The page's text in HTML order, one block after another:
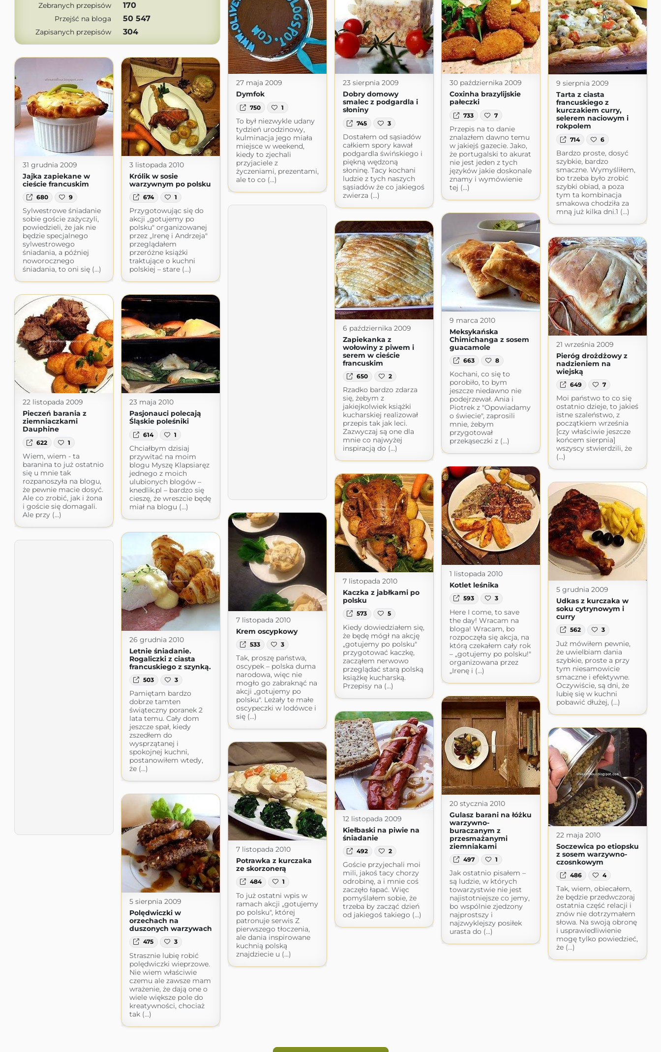
Zebranych przepisów 170
Przejść na bloga 50 547
Zapisanych przepisów 304
27 maja 2009
Dymfok
750 1
To był niezwykle udany
tydzień urodzinowy,
kulminacja jego miała
miejsce w weekend,
kiedy to zjechali
przyjaciele z
życzeniami, prezentami,
ale to co (...)
23 sierpnia 2009
Dobry domowy
smalec z podgardla i
słoniny
745 3
Dostałem od sąsiadów
całkiem spory kawał
podgardla świńskiego i
piękną wędzoną
słoninę. Tacy kochani
ludzie z tych naszych
sąsiadów że co jakiegoś
zwierza (...)
30 października 2009
Coxinha brazylijskie
pałeczki
733 7
Przepis na to danie
znalazłem dawno temu
w jakiejś gazecie. Jako,
że portugalski to akurat
nie jest jeden z tych
języków jakie doskonale
znamy i wymówienie
tej (...)
9 sierpnia 2009
Tarta z ciasta
francuskiego z
kurczakiem curry,
selerem naciowym i
rokpolem
714 6
Bardzo proste, dosyć
szybkie, bardzo
smaczne. Wymyśliłem,
bo trzeba było zrobić
szybki obiad, a poza
tym ta kombinacja
smakowa chodziła za
mną już kilka dni.1 (...)
31 grudnia 2009
Jajka zapiekane w
cieście francuskim
680 9
Sylwestrowe śniadanie
sobie goście zażyczyli,
powiedzieli, że jak nie
będzie specjalnego
sylwestrowego
śniadania, a później
noworocznego
śniadania, to oni się (...)
3 listopada 2010
Królik w sosie
warzywnym po polsku
674 1
Przygotowując się do
akcji „gotujemy po
polsku" organizowanej
przez „Irenę i Andrzeja"
przeglądałem
przeróżne książki
traktujące o kuchni
polskiej – stare (...)
9 marca 2010
Meksykańska
Chimichanga z sosem
guacamole
663 8
Kochani, co się to
porobiło, to bym
jeszcze niedawno nie
podejrzewał. Ania i
Piotrek z "Opowiadamy
o świecie", zaprosili
mnie, żebym
przygotował
przekąseczki z (...)
6 października 2009
Zapiekanka z
wołowiny z piwem i
serem w cieście
francuskim
650 2
Rzadko bardzo zdarza
się, żebym z
jakiejkolwiek książki
kucharskiej realizował
przepis tak jak leci.
Zazwyczaj są one dla
mnie co najwyżej
inspiracją do (...)
21 września 2009
Pieróg drożdżowy z
nadzieniem na
wiejską
649 7
Moi państwo to co się
ostatnio dzieje, to jakieś
istne szaleństwo, z
początkiem września
[czy właściwie jeszcze
końcem sierpnia]
wszyscy stwierdzili, że
(...)
22 listopada 2009
Pieczeń barania z
ziemniaczkami
Dauphine
622 1
Wiem, wiem - ta
baranina to już ostatnio
się u mnie tak
rozpanoszyła na blogu,
że pewnie macie dosyć.
Ale co zrobić, jak i żona
i goście się domagali.
Ale przy (...)
23 maja 2010
Pasjonauci polecają
Śląskie poleśniki
614 1
Chciałbym dzisiaj
przywitać na moim
blogu Myszę Klapsiaręz
jednego z moich
ulubionych blogów –
knedlik.pl – bardzo się
cieszę, że wreszcie będę
miał na blogu (...)
1 listopada 2010
Kotlet leśnika
593 3
Here I come, to save
the day! Wracam na
bloga! Wracam, bo
rozpoczęła się akcja, na
którą czekałem cały rok
– „gotujemy po polsku!"
organizowana przez
„Irenę i (...)
7 listopada 2010
Kaczka z jabłkami po
polsku
573 5
Kiedy dowiedziałem się,
że będę mógł na akcję
„gotujemy po polsku"
przygotować kaczkę,
zacząłem nerwowo
przeglądać starą polską
książkę kucharską.
Przepisy na (...)
5 grudnia 2009
Udkas z kurczaka w
soku cytrynowym i
curry
562 3
Już mówiłem pewnie,
że uwielbiam dania
szybkie, proste a przy
tym niesamowicie
smaczne i efektywne.
Oczywiście, są dni, że
lubię się w kuchni
pobawić dłużej, (...)
7 listopada 2010
Krem oscypkowy
533 3
Tak, proszę państwa,
oscypek – polska duma
narodowa, więc nie
mogło go zabraknąć na
akcji „gotujemy po
polsku". Leżały te małe
oscypeczki w lodówce i
się (...)
26 grudnia 2010
Letnie śniadanie.
Rogaliczki z ciasta
francuskiego z szynką.
503 3
Pamiętam bardzo
dobrze tamten
świąteczny poranek 2
lata temu. Cały dom
jeszcze spał, kiedy
zszedłem do
wysprzątanej i
spokojnej kuchni,
postanowiłem wtedy,
że (...)
20 stycznia 2010
Gulasz barani na łóżku
warzywno-
buraczanym z
przesmażanymi
ziemniakami
497 1
Jak ostatnio pisałem –
są ludzie, w których
towarzystwie nie jest
najistotniejsze co jemy,
bo wspólnie zjedzony
najprostszy i
najzwyklejszy posiłek
urasta do (...)
12 listopada 2009
Kiełbaski na piwie na
śniadanie
492 2
Goście przyjechali moi
mili, jakoś tacy chorzy
odrobinę, a i mnie coś
zaczęło łapać. Więc
pomyślałem sobie, że
trzeba by zacząć dzień
od jakiegoś takiego (...)
22 maja 2010
Soczewica po etiopsku
z sosem warzywno-
czosnkowym
486 4
Tak, wiem, obiecałem,
że będzie przedwczoraj
ostatnia część relacji i
znów nie dotrzymałem
słowa. Na swoją obronę
i usprawiedliwienie
mogę tylko powiedzieć,
że (...)
7 listopada 2010
Potrawka z kurczaka
ze skorzonerą
484 1
To już ostatni wpis w
ramach akcji „gotujemy
po polsku", której
patronuje serwis Z
pierwszego tłoczenia,
ale dania inspirowane
kuchnią polską
znajdziecie u (...)
5 sierpnia 2009
Polędwiczki w
orzechach na
duszonych warzywach
475 3
Strasznie lubię robić
polędwiczki wieprzowe.
Nie wiem właściwie
czemu ale zawsze mam
wrażenie, że dają one o
wiele większe pole do
kreatywności, chociaż
tak (...)